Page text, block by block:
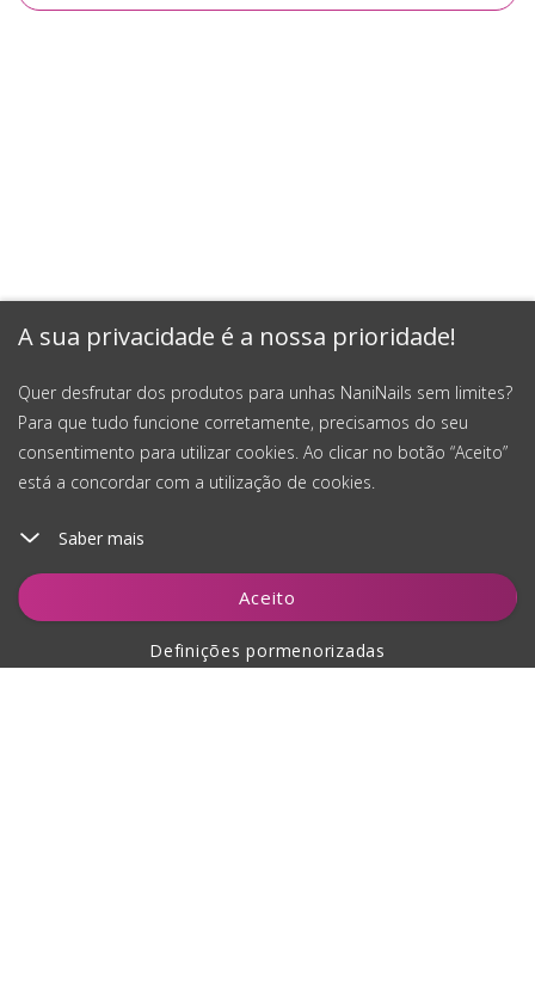
A sua privacidade é a nossa prioridade!
Quer desfrutar dos produtos para unhas NaniNails sem limites?
Para que tudo funcione corretamente, precisamos do seu
consentimento para utilizar cookies. Ao clicar no botão “Aceito”
está a concordar com a utilização de cookies.
Saber mais
Aceito
Definições pormenorizadas